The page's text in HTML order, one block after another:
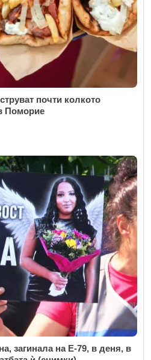
почти колкото
Поморие
загинала на Е-79, в деня, в